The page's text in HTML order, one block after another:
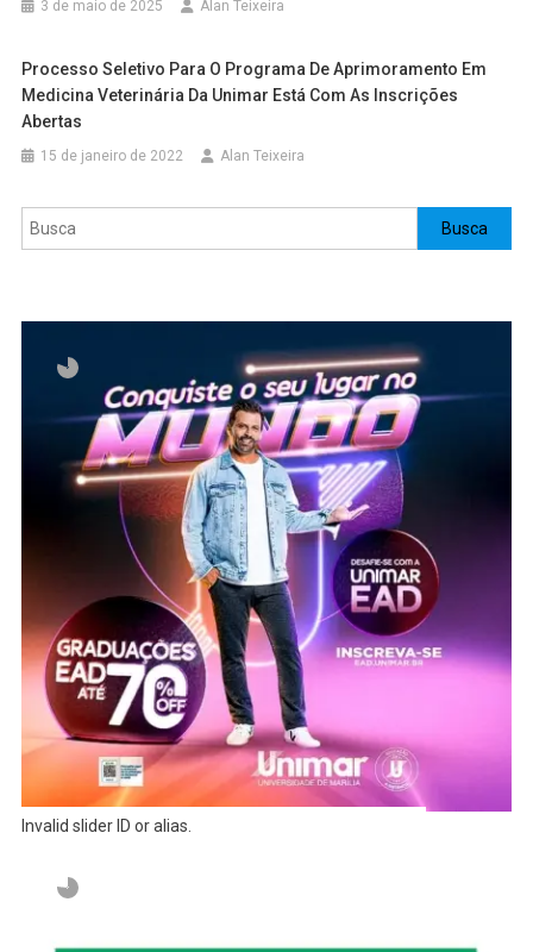
3 de maio de 2025 Alan Teixeira
Processo Seletivo Para O Programa De Aprimoramento Em
Medicina Veterinária Da Unimar Está Com As Inscrições
Abertas
15 de janeiro de 2022 Alan Teixeira
Pesquisar Busca
Invalid slider ID or alias.